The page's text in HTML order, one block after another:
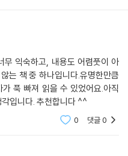
신당하고 사랑하는 여동생을
해 주는 대신, 레드로가 만나는
고 알려 준다. 크리스마스가 다가
고 있었던 레드로는 유령의 거래
공허하고 메마르게 변해간다. 막
감 능력까지 상실하게 된 것이다.
운 힘이라는 것을, 아무리 고통
을 더욱 인간답게 해 주고 서로
깨닫게 된다.
무 익숙하고, 내용도 어렴풋이 아
는 책 중 하나입니다.유명한만큼
푹 빠져 읽을 수 있었어요.아직
입니다. 추천합니다 ^^
0 댓글0